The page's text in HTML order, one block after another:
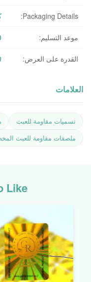
Packaging Details:
موعد التسليم:
القدرة على العرض:
العلامات
تسميات مقاومة للعبث
ملصقات مقاومة للعبث
Like